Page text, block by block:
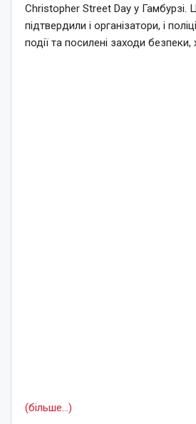
Christopher Street Day у Гамбурзі.
підтвердили і організатори, і
події та посилені заходи
(більше…)